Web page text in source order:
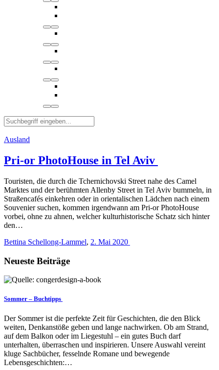
Ausland
Pri-or PhotoHouse in Tel Aviv
Touristen, die durch die Tchernichovski Street nahe des Camel
Marktes und der berühmten Allenby Street in Tel Aviv bummeln, in
Straßencafés einkehren oder in orientalischen Lädchen nach einem
Souvenier suchen, kommen irgendwann am Pri-or PhotoHouse
vorbei, ohne zu ahnen, welcher kulturhistorische Schatz sich hinter
den…
Bettina Schellong-Lammel, 2. Mai 2020
Neueste Beiträge
Sommer – Buchtipps
Der Sommer ist die perfekte Zeit für Geschichten, die den Blick
weiten, Denkanstöße geben und lange nachwirken. Ob am Strand,
auf dem Balkon oder im Liegestuhl – ein gutes Buch darf
unterhalten, überraschen und inspirieren. Unsere Auswahl vereint
kluge Sachbücher, fesselnde Romane und bewegende
Lebensgeschichten:…